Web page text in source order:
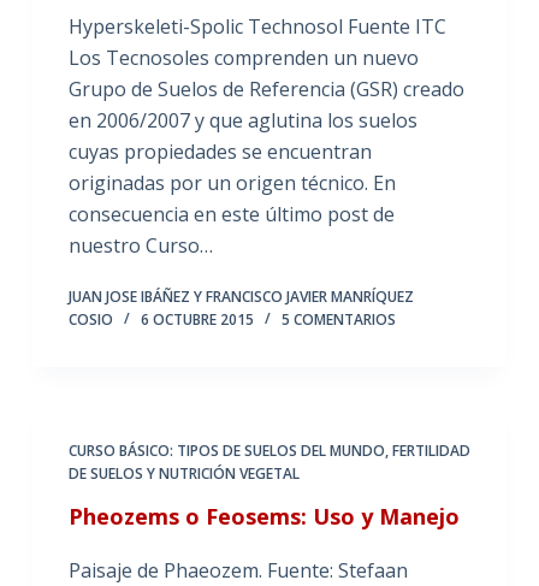
Hyperskeleti-Spolic Technosol Fuente ITC
Los Tecnosoles comprenden un nuevo
Grupo de Suelos de Referencia (GSR) creado
en 2006/2007 y que aglutina los suelos
cuyas propiedades se encuentran
originadas por un origen técnico. En
consecuencia en este último post de
nuestro Curso…
JUAN JOSE IBÁÑEZ Y FRANCISCO JAVIER MANRÍQUEZ
COSIO
6 OCTUBRE 2015 5 COMENTARIOS
CURSO BÁSICO: TIPOS DE SUELOS DEL MUNDO,FERTILIDAD
DE SUELOS Y NUTRICIÓN VEGETAL
Pheozems o Feosems: Uso y Manejo
Paisaje de Phaeozem. Fuente: Stefaan